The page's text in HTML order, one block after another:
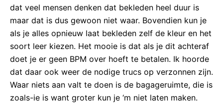
dat veel mensen denken dat bekleden heel duur is
maar dat is dus gewoon niet waar. Bovendien kun je
als je alles opnieuw laat bekleden zelf de kleur en het
soort leer kiezen. Het mooie is dat als je dit achteraf
doet je er geen BPM over hoeft te betalen. Ik hoorde
dat daar ook weer de nodige trucs op verzonnen zijn.
Waar niets aan valt te doen is de bagageruimte, die is
zoals-ie is want groter kun je ‘m niet laten maken.